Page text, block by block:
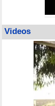
Videos